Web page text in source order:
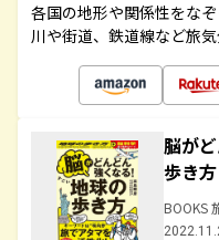
各国の地形や関係性をな
川や街道、鉄道線など旅
脳が
歩き方
BOOKS